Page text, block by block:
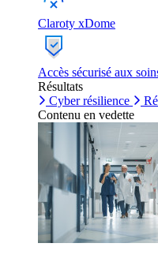
Claroty xDome
Accès sécurisé aux
Résultats
Cyber résilience
Contenu en vedette